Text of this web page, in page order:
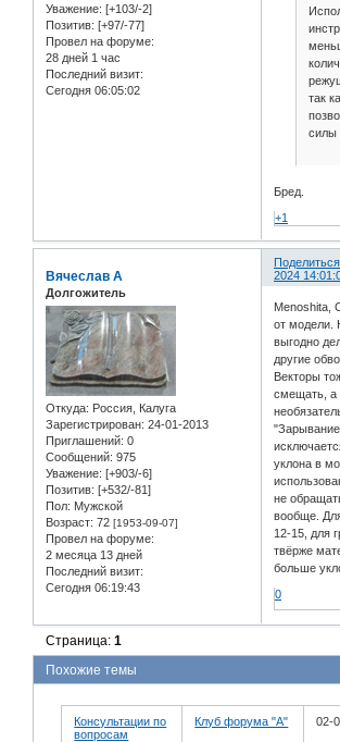
Уважение: [+103/-2]
Позитив: [+97/-77]
Провел на форуме:
28 дней 1 час
Последний визит:
Сегодня 06:05:02
так
силы
Бред.
+1
Поделиться
2024
Вячеслав А
Долгожитель
Откуда: Россия, Калуга
Зарегистрирован: 24-01-2013
Приглашений: 0
Сообщений: 975
Уважение: [+903/-6]
Позитив: [+532/-81]
Пол: Мужской
Возраст: 72 [1953-09-07]
Провел на форуме:
2 месяца 13 дней
Последний визит:
Сегодня 06:19:43
Menoshita,
от модели.
выгодно
другие
Векторы
смещать, а
уклона в
не
вообще.
12-15, для
твёрже
больше
0
Страница:1
Похожие темы
Консультации по
вопросам
Клуб форума "А" 02-